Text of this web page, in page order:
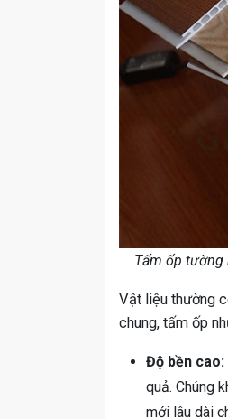
Tấm ốp tường
Vật liệu thường
chung, tấm ốp
Độ bền cao:
quả. Chúng
mới lâu dài